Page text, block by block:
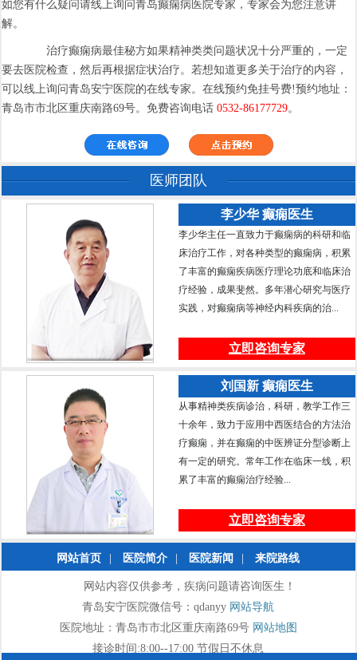
如您有什么疑问请线上询问青岛癫痫病医院专家，专家会为您注意讲
解。
治疗癫痫病最佳秘方如果精神类类问题状况十分严重的，一定
要去医院检查，然后再根据症状治疗。若想知道更多关于治疗的内容，
可以线上询问青岛安宁医院的在线专家。在线预约免挂号费!预约地址：
青岛市市北区重庆南路69号。免费咨询电话0532-86177729。
医师团队
李少华 癫痫医生
李少华主任一直致力于癫痫病的科研和临
床治疗工作，对各种类型的癫痫病，积累
了丰富的癫痫疾病医疗理论功底和临床治
疗经验，成果斐然。多年潜心研究与医疗
实践，对癫痫病等神经内科疾病的治...
立即咨询专家
刘国新 癫痫医生
从事精神类疾病诊治，科研，教学工作三
十余年，致力于应用中西医结合的方法治
疗癫痫，并在癫痫的中医辨证分型诊断上
有一定的研究。常年工作在临床一线，积
累了丰富的癫痫治疗经验...
立即咨询专家
网站首页 医院简介 医院新闻 来院路线
网站内容仅供参考，疾病问题请咨询医生！
青岛安宁医院微信号：qdanyy 网站导航
医院地址：青岛市市北区重庆南路69号 网站地图
接诊时间:8:00--17:00 节假日不休息